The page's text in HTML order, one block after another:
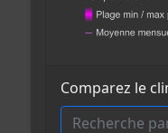
Comparez le